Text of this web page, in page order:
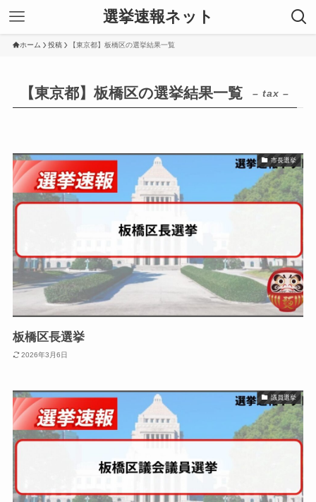
選挙速報ネット
ホーム 投稿 【東京都】板橋区の選挙結果一覧
【東京都】板橋区の選挙結果一覧 – tax –
市長選挙
板橋区長選挙
2026年3月6日
議員選挙